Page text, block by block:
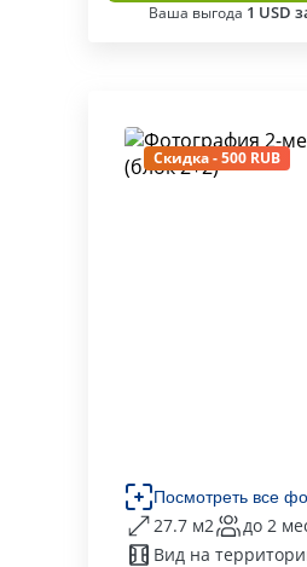
Ваша выгода 1 USD
Скидка - 500 RUB
Посмотреть все
27.7 м2 до 2
Вид на